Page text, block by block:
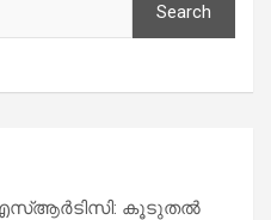
Search
കൂടുതൽ